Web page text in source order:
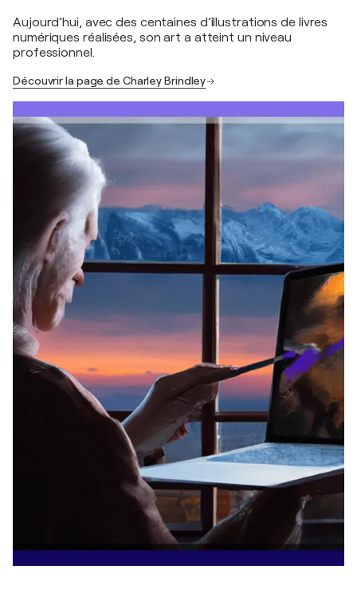
Aujourd’hui, avec des centaines d’illustrations de livres
numériques réalisées, son art a atteint un niveau
professionnel.
Découvrir la page de Charley Brindley